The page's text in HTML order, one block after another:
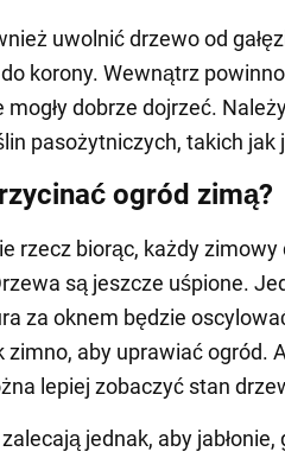
uwolnić drzewo od
korony. Wewnątrz
mogły dobrze dojrzeć.
pasożytniczych, takich jak
ogród zimą?
rzecz biorąc, każdy
są jeszcze uśpione.
za oknem będzie
zimno, aby uprawiać ogród.
lepiej zobaczyć stan
jednak, aby